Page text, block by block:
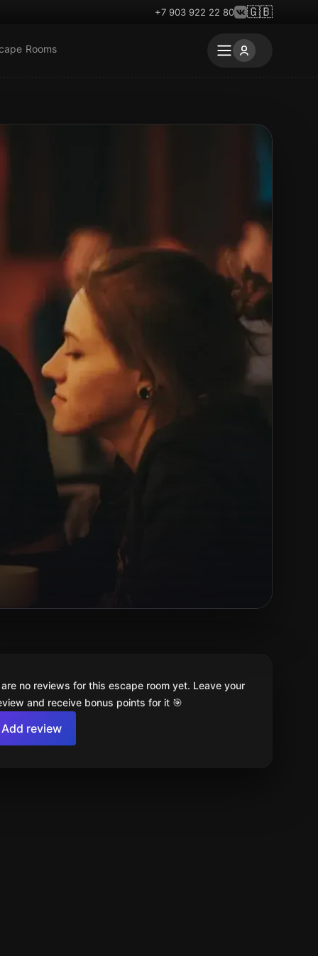
+7 903 922 22 80 🇬🇧
Rooms
no reviews for this escape room yet. Leave your
and receive bonus points for it 🎯
Add review